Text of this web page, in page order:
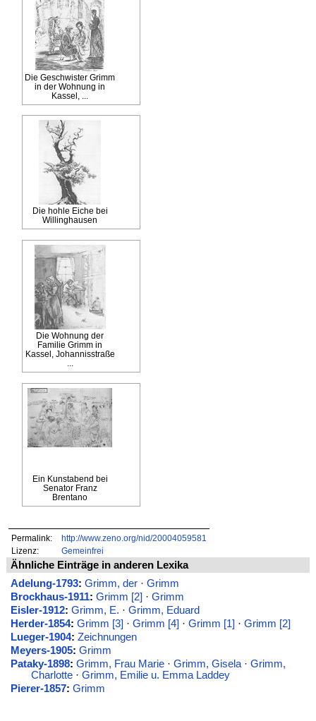
Die Geschwister Grimm
in der Wohnung in
Kassel, ...
Die hohle Eiche bei
Willinghausen
Die Wohnung der
Familie Grimm in
Kassel, Johannisstraße
Ein Kunstabend bei
Senator Franz
Brentano
Permalink:
http://www.zeno.org/nid/20004059581
Lizenz:
Gemeinfrei
Ähnliche Einträge in anderen Lexika
Adelung-1793: Grimm, der· Grimm
Brockhaus-1911: Grimm [2] · Grimm
Eisler-1912: Grimm, E. · Grimm, Eduard
Herder-1854: Grimm [3] · Grimm [4] · Grimm [1] · Grimm [2]
Lueger-1904: Zeichnungen
Meyers-1905: Grimm
Pataky-1898: Grimm, Frau Marie· Grimm, Gisela· Grimm,
Charlotte· Grimm, Emilie u. Emma Laddey
Pierer-1857: Grimm